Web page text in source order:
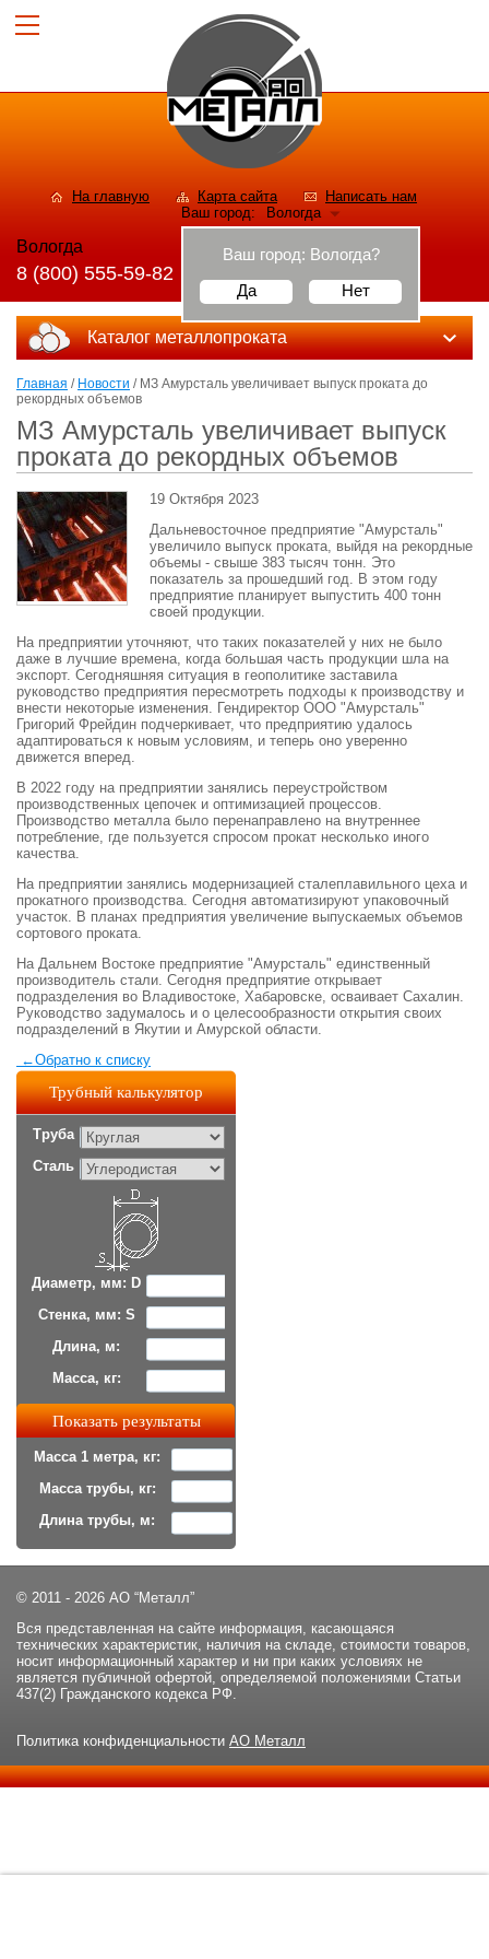
На главную Карта сайта
Написать нам
Ваш город:
Вологда
Ваш город: Вологда?
Да
Нет
Вологда
8 (800) 555-59-82
Каталог металлопроката
Главная / Новости / МЗ Амурсталь увеличивает выпуск проката до
рекордных объемов
МЗ Амурсталь увеличивает выпуск
проката до рекордных объемов
19 Октября 2023
Дальневосточное предприятие "Амурсталь"
увеличило выпуск проката, выйдя на рекордные
объемы - свыше 383 тысяч тонн. Это
показатель за прошедший год. В этом году
предприятие планирует выпустить 400 тонн
своей продукции.
На предприятии уточняют, что таких показателей у них не было
даже в лучшие времена, когда большая часть продукции шла на
экспорт. Сегодняшняя ситуация в геополитике заставила
руководство предприятия пересмотреть подходы к производству и
внести некоторые изменения. Гендиректор ООО "Амурсталь"
Григорий Фрейдин подчеркивает, что предприятию удалось
адаптироваться к новым условиям, и теперь оно уверенно
движется вперед.
В 2022 году на предприятии занялись переустройством
производственных цепочек и оптимизацией процессов.
Производство металла было перенаправлено на внутреннее
потребление, где пользуется спросом прокат несколько иного
качества.
На предприятии занялись модернизацией сталеплавильного цеха и
прокатного производства. Сегодня автоматизируют упаковочный
участок. В планах предприятия увеличение выпускаемых объемов
сортового проката.
На Дальнем Востоке предприятие "Амурсталь" единственный
производитель стали. Сегодня предприятие открывает
подразделения во Владивостоке, Хабаровске, осваивает Сахалин.
Руководство задумалось и о целесообразности открытия своих
подразделений в Якутии и Амурской области.
←Обратно к списку
Трубный калькулятор
Труба
Сталь
Диаметр, мм: D
Стенка, мм: S
Длина, м:
Масса, кг:
Масса 1 метра, кг:
Масса трубы, кг:
Длина трубы, м:
© 2011 - 2026 АО “Металл”
Вся представленная на сайте информация, касающаяся
технических характеристик, наличия на складе, стоимости товаров,
носит информационный характер и ни при каких условиях не
является публичной офертой, определяемой положениями Статьи
437(2) Гражданского кодекса РФ.
Политика конфиденциальности АО Металл